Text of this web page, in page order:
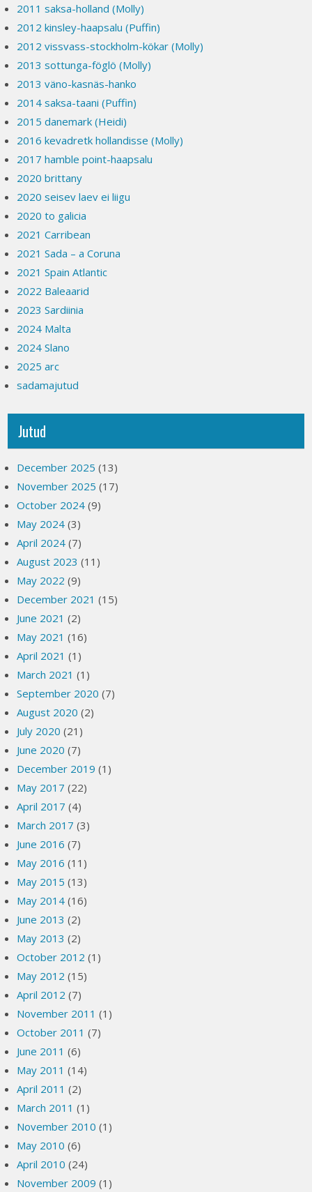
2011 saksa-holland (Molly)
2012 kinsley-haapsalu (Puffin)
2012 vissvass-stockholm-kökar (Molly)
2013 sottunga-föglö (Molly)
2013 väno-kasnäs-hanko
2014 saksa-taani (Puffin)
2015 danemark (Heidi)
2016 kevadretk hollandisse (Molly)
2017 hamble point-haapsalu
2020 brittany
2020 seisev laev ei liigu
2020 to galicia
2021 Carribean
2021 Sada – a Coruna
2021 Spain Atlantic
2022 Baleaarid
2023 Sardiinia
2024 Malta
2024 Slano
2025 arc
sadamajutud
Jutud
December 2025 (13)
November 2025 (17)
October 2024 (9)
May 2024 (3)
April 2024 (7)
August 2023 (11)
May 2022 (9)
December 2021 (15)
June 2021 (2)
May 2021 (16)
April 2021 (1)
March 2021 (1)
September 2020 (7)
August 2020 (2)
July 2020 (21)
June 2020 (7)
December 2019 (1)
May 2017 (22)
April 2017 (4)
March 2017 (3)
June 2016 (7)
May 2016 (11)
May 2015 (13)
May 2014 (16)
June 2013 (2)
May 2013 (2)
October 2012 (1)
May 2012 (15)
April 2012 (7)
November 2011 (1)
October 2011 (7)
June 2011 (6)
May 2011 (14)
April 2011 (2)
March 2011 (1)
November 2010 (1)
May 2010 (6)
April 2010 (24)
November 2009 (1)